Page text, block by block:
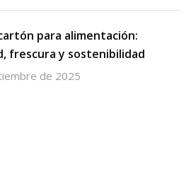
para alimentación:
frescura y sostenibilidad
de 2025